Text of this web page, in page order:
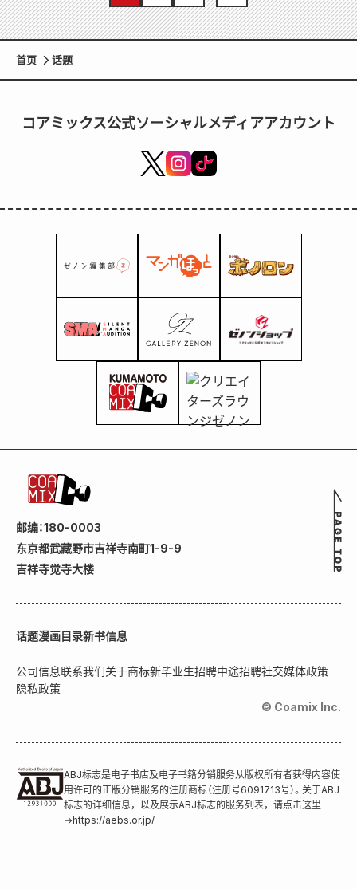
首页 话题
コアミックス公式ソーシャルメディアアカウント
邮编：180-0003
东京都武藏野市吉祥寺南町1-9-9
吉祥寺觉寺大楼
话题漫画目录新书信息
公司信息联系我们关于商标新毕业生招聘中途招聘社交媒体政策
隐私政策
© Coamix Inc.
ABJ标志是电子书店及电子书籍分销服务从版权所有者获得内容使
用许可的正版分销服务的注册商标（注册号6091713号）。关于ABJ
标志的详细信息，以及展示ABJ标志的服务列表，请点击这里
→https://aebs.or.jp/